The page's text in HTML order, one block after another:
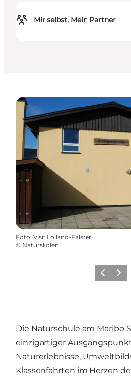
Mir selbst, Mein Partner
Foto: Visit Lolland-Falster
© Naturskolen
ZurückWeiter
Die Naturschule am Maribo
einzigartiger
Naturerlebnisse,
Klassenfahrten im Herzen